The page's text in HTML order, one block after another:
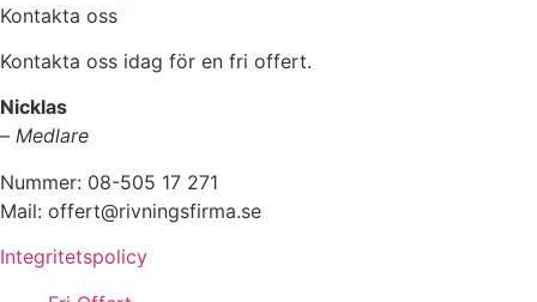
Kontakta oss
Kontakta oss idag för en fri offert.
Nicklas
– Medlare
Nummer: 08-505 17 271
Mail: offert@rivningsfirma.se
Integritetspolicy